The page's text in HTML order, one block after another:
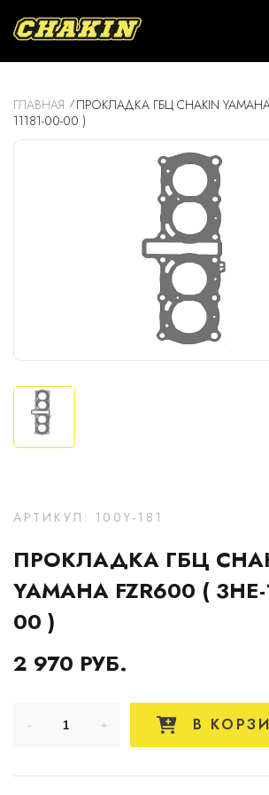
ГЛАВНАЯ
ПРОКЛАДКА ГБЦ CHAKIN
11181-00-00 )
АРТИКУЛ: 100Y-181
ПРОКЛАДКА ГБЦ
YAMAHA FZR600 ( 3HE-
00 )
2 970 РУБ.
В